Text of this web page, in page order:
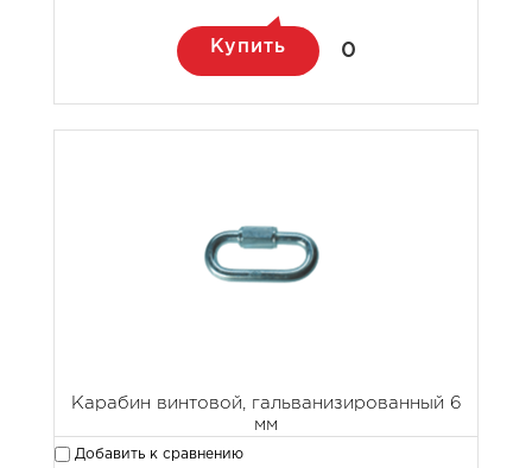
Купить 0
Карабин винтовой, гальванизированный 6
мм
Добавить к сравнению